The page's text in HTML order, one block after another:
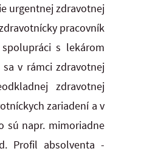
urgentnej zdravotnej
pracovník
s lekárom
sa v rámci zdravotnej
zdravotnej
zariadení a v
sú napr. mimoriadne
Profil absolventa -